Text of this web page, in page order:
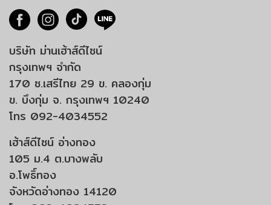
บริษัท ม่านเฮ้าส์ดีไซน์
กรุงเทพฯ จำกัด
170 ซ.เสรีไทย 29 ข. คลองกุ่ม
ข. บึงกุ่ม จ. กรุงเทพฯ 10240
โทร 092-4034552
เฮ้าส์ดีไซน์ อ่างทอง
105 ม.4 ต.บางพลับ
อ.โพธิ์ทอง
จังหวัดอ่างทอง 14120